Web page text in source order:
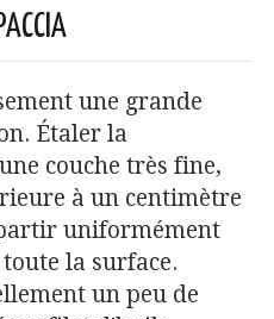
une grande
Étaler la
couche très fine,
à un centimètre
uniformément
la surface.
un peu de